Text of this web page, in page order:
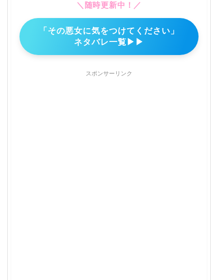
＼随時更新中！／
「その悪女に気をつけてください」
ネタバレ一覧▶▶
スポンサーリンク